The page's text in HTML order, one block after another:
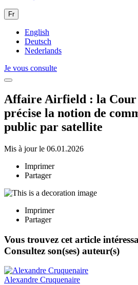
Fr
English
Deutsch
Nederlands
Je vous consulte
Affaire Airfield : la Cour
précise la notion de
public par satellite
Mis à jour le 06.01.2026
Imprimer
Partager
Imprimer
Partager
Vous trouvez cet article
Consultez son(ses) auteur(s)
Alexandre Cruquenaire